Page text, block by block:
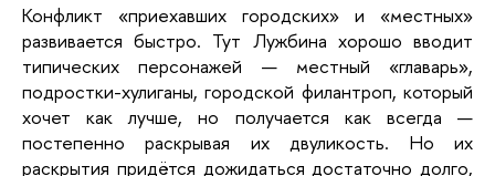
Конфликт «приехавших городских» и «местных»
развивается быстро. Тут Лужбина хорошо вводит
типических персонажей — местный «главарь»,
подростки-хулиганы, городской филантроп, который
хочет как лучше, но получается как всегда —
постепенно раскрывая их двуликость. Но их
раскрытия придётся дожидаться достаточно долго,